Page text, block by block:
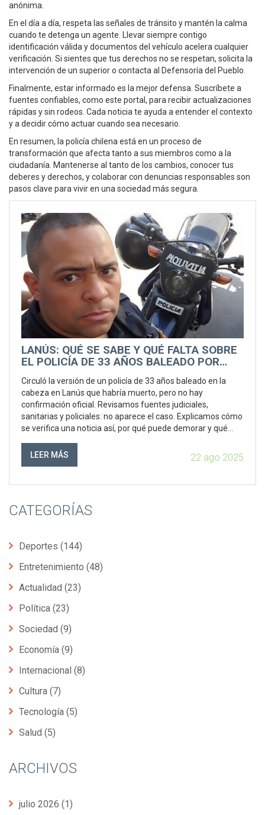
anónima.
En el día a día, respeta las señales de tránsito y mantén la calma
cuando te detenga un agente. Llevar siempre contigo
identificación válida y documentos del vehículo acelera cualquier
verificación. Si sientes que tus derechos no se respetan, solicita la
intervención de un superior o contacta al Defensoría del Pueblo.
Finalmente, estar informado es la mejor defensa. Suscríbete a
fuentes confiables, como este portal, para recibir actualizaciones
rápidas y sin rodeos. Cada noticia te ayuda a entender el contexto
y a decidir cómo actuar cuando sea necesario.
En resumen, la policía chilena está en un proceso de
transformación que afecta tanto a sus miembros como a la
ciudadanía. Mantenerse al tanto de los cambios, conocer tus
deberes y derechos, y colaborar con denuncias responsables son
pasos clave para vivir en una sociedad más segura.
LANÚS: QUÉ SE SABE Y QUÉ FALTA SOBRE
EL POLICÍA DE 33 AÑOS BALEADO POR
Circuló la versión de un policía de 33 años baleado en la
cabeza en Lanús que habría muerto, pero no hay
confirmación oficial. Revisamos fuentes judiciales,
sanitarias y policiales: no aparece el caso. Explicamos cómo
se verifica una noticia así, por qué puede demorar y qué
LEER MÁS
22 ago 2025
CATEGORÍAS
Deportes (144)
Entretenimiento (48)
Actualidad (23)
Política (23)
Sociedad (9)
Economía (9)
Internacional (8)
Cultura (7)
Tecnología (5)
Salud (5)
ARCHIVOS
julio 2026 (1)